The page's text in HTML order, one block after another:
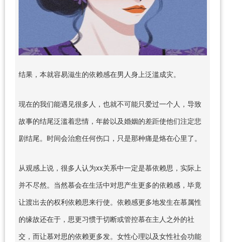
结果，本就容易滋生的依赖感在男人身上泛滥成灾。
现在的我们能遇见很多人，也就不可能只爱过一个人，导致
故事的结尾泛滥着悲情，年龄以及婚姻的差距使他们注定悲
剧结尾。时间会治愈任何伤口，只是那种痛是烙在心里了。
从观感上说，很多人认为xx关系中一定是慕依赖思，实际上
并不尽然。当然慕会在生活中对思产生更多的依赖感，毕竟
让渡出去的权利依赖思来行使。依赖感更多地发生在慕属性
的缘故还在于，思更习惯于切断或管控慕在主人之外的社
交，而让慕对思的依赖更多发。女性心理以及女性社会功能